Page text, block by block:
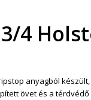
4
anyagból
övet és a